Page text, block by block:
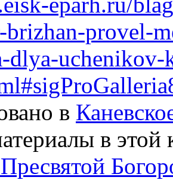
brizhan-provel-
dlya-uchenikov-
в
в этой